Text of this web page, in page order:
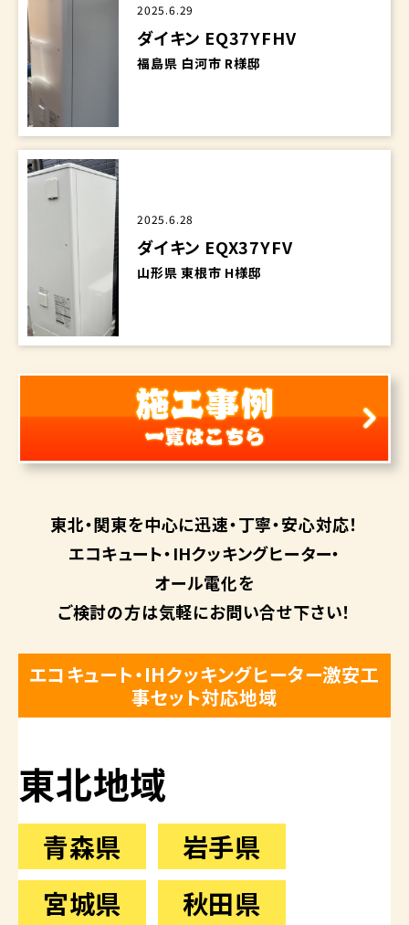
2025.6.29
ダイキン EQ37YFHV
福島県 白河市 R様邸
2025.6.28
ダイキン EQX37YFV
山形県 東根市 H様邸
東北・関東を中心に迅速・丁寧・安心対応！
エコキュート・IHクッキングヒーター・
オール電化を
ご検討の方は気軽にお問い合せ下さい！
エコキュート・IHクッキングヒーター激安工
事セット対応地域
東北地域
青森県
岩手県
宮城県
秋田県